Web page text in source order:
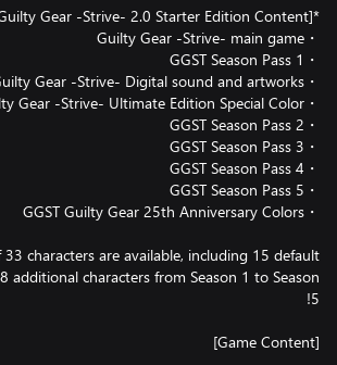
characters are available, including 15 default
additional characters from Season 1 to Season